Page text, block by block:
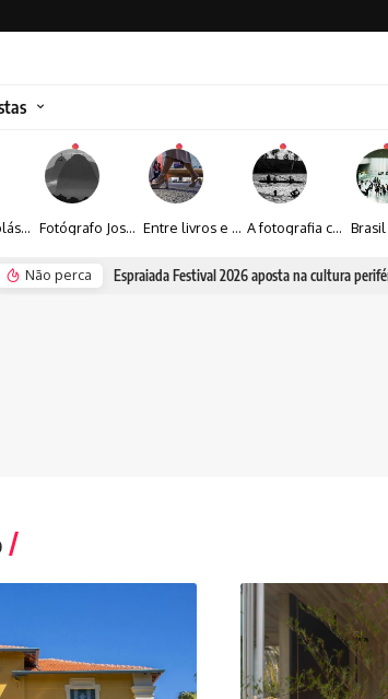
O artista plástico Jorge Luiz transforma sustentabilidade e criatividade em arte contemporânea Fotógrafo José Roberto apresenta um olhar sensível sobre arquitetura, formas e luz na fotografia Entre livros e fotografia autoral, Sebastião Reis consolida uma trajetória marcada pelo olhar artístico A fotografia contemporânea de Cynthia Feyh Jappur entre luz, movimento e arte
Não perca Espraiada Festival 2026 aposta na cultura